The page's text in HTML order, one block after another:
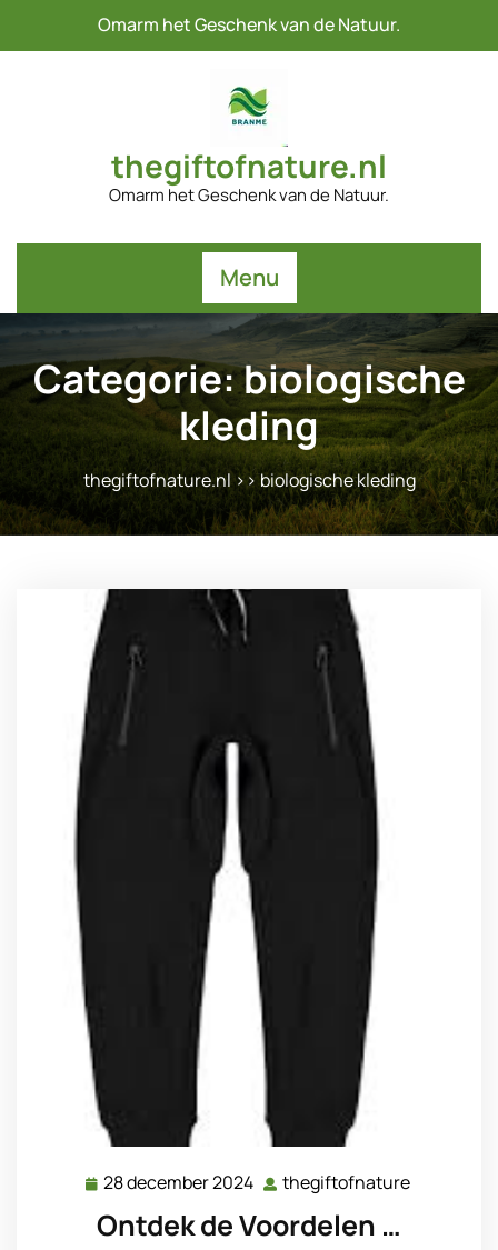
Omarm het Geschenk van de Natuur.
thegiftofnature.nl
Omarm het Geschenk van de Natuur.
Menu
Categorie:biologische
kleding
thegiftofnature.nl>>biologische kleding
28 december 2024 28
december
2024
thegiftofnature
Ontdek de Voordelen …